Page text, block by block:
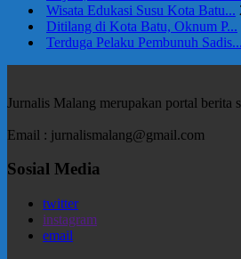
Wisata Edukasi Susu Kota Batu...
Ditilang di Kota Batu, Oknum P...
Terduga Pelaku Pembunuh Sadis...
Jurnalis Malang merupakan portal berita
Email : jurnalismalang@gmail.com
Sosial Media
twitter
instagram
email